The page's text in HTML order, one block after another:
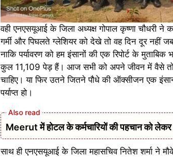
वही एनएसयूआई के जिला अध्यक्ष गोपाल कृष्णा चौधरी
गर्मी और पिघलते ग्लेशियर को देखे तो वह दिन दूर नहीं
नाकि पर्यावरण को हम इंसानों की एक रिपोर्ट के
कुल 11,109 पेड़ हैं। आज सभी को अपने जीवन में वैसे तो
चाहिए। या फिर उतने जितने पौधे की ऑक्सीजन एक
पर्याप्त हो।
Meerut में होटल के कर्मचारियों की पहचान को लेकर
साथ ही एनएसयूआई के जिला महासचिव नितेश शर्मा ने